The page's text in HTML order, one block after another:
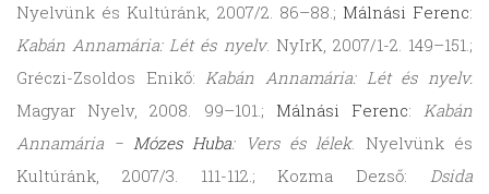
Nyelvünk és Kultúránk, 2007/2. 86–88.; Málnási Ferenc:
Kabán Annamária: Lét és nyelv. NyIrK, 2007/1-2. 149–151.;
Gréczi-Zsoldos Enikő:Kabán Annamária: Lét és nyelv.
Magyar Nyelv, 2008. 99–101.; Málnási Ferenc:Kabán
Annamária − Mózes Huba: Vers és lélek. Nyelvünk és
Kultúránk, 2007/3. 111-112.; Kozma Dezső: Dsida